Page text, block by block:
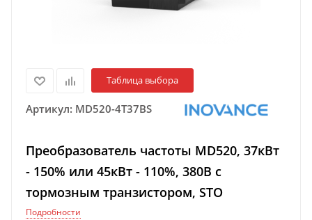
Таблица выбора
Артикул: MD520-4T37BS
Преобразователь частоты MD520, 37кВт
- 150% или 45кВт - 110%, 380В с
тормозным транзистором, STO
Подробности